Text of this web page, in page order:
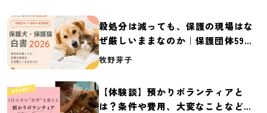
殺処分は減っても、保護の現場はな
ぜ厳しいままなのか｜保護団体59団
体の実態調査【保護犬・保護猫白書
牧野芽子
【体験談】預かりボランティアと
は？条件や費用、大変なことなど紹